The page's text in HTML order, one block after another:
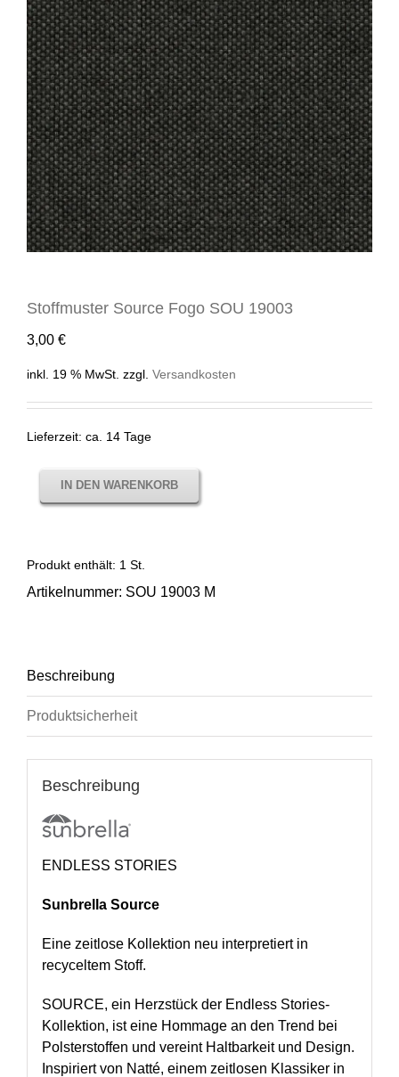
Stoffmuster Source Fogo SOU 19003
3,00 €
inkl. 19 % MwSt. zzgl. Versandkosten
Lieferzeit: ca. 14 Tage
IN DEN WARENKORB
Produkt enthält: 1 St.
Artikelnummer: SOU 19003 M
Beschreibung
Produktsicherheit
Beschreibung
ENDLESS STORIES
Sunbrella Source
Eine zeitlose Kollektion neu interpretiert in
recyceltem Stoff.
SOURCE, ein Herzstück der Endless Stories-
Kollektion, ist eine Hommage an den Trend bei
Polsterstoffen und vereint Haltbarkeit und Design.
Inspiriert von Natté, einem zeitlosen Klassiker in